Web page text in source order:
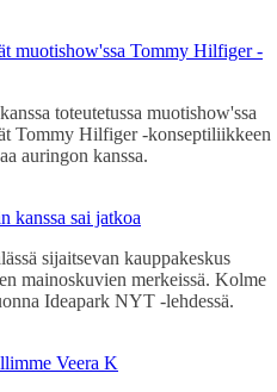
muotishow'ssa Tommy Hilfiger -
toteutetussa muotishow'ssa
Tommy Hilfiger -konseptiliikkeen
auringon kanssa.
kanssa sai jatkoa
sijaitsevan kauppakeskus
mainoskuvien merkeissä. Kolme
Ideapark NYT -lehdessä.
Veera K